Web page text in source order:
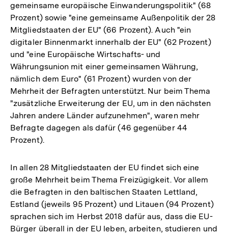
gemeinsame europäische Einwanderungspolitik" (68
Prozent) sowie "eine gemeinsame Außenpolitik der 28
Mitgliedstaaten der EU" (66 Prozent). Auch "ein
digitaler Binnenmarkt innerhalb der EU" (62 Prozent)
und "eine Europäische Wirtschafts- und
Währungsunion mit einer gemeinsamen Währung,
nämlich dem Euro" (61 Prozent) wurden von der
Mehrheit der Befragten unterstützt. Nur beim Thema
"zusätzliche Erweiterung der EU, um in den nächsten
Jahren andere Länder aufzunehmen", waren mehr
Befragte dagegen als dafür (46 gegenüber 44
Prozent).
In allen 28 Mitgliedstaaten der EU findet sich eine
große Mehrheit beim Thema Freizügigkeit. Vor allem
die Befragten in den baltischen Staaten Lettland,
Estland (jeweils 95 Prozent) und Litauen (94 Prozent)
sprachen sich im Herbst 2018 dafür aus, dass die EU-
Bürger überall in der EU leben, arbeiten, studieren und